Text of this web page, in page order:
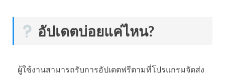
อัปเดตบ่อยแค่ไหน?
ผู้ใช้งานสามารถรับการอัปเดตฟรีตามที่โปรแกรมจัดส่ง